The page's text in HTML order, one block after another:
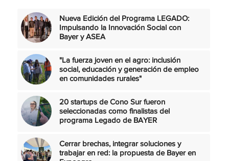
Nueva Edición del Programa LEGADO:
Impulsando la Innovación Social con
Bayer y ASEA
"La fuerza joven en el agro: inclusión
social, educación y generación de empleo
en comunidades rurales"
20 startups de Cono Sur fueron
seleccionadas como finalistas del
programa Legado de BAYER
Cerrar brechas, integrar soluciones y
trabajar en red: la propuesta de Bayer en